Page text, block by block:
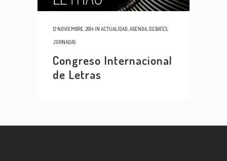
12 NOVIEMBRE, 2014 IN ACTUALIDAD AGENDA DEBATES
JORNADAS
Congreso Internacional
de Letras